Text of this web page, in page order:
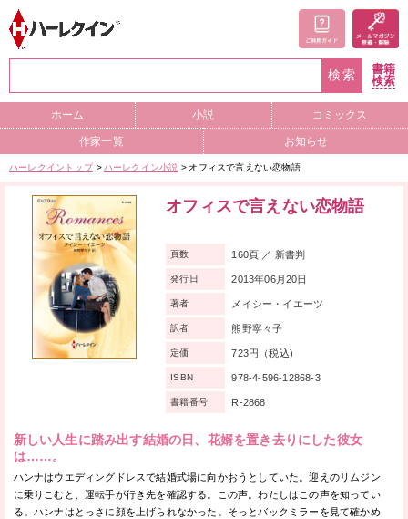
検索
書籍
検索
ホーム 小説 コミックス
作家一覧 お知らせ
ハーレクイントップ ハーレクイン小説 オフィスで言えない恋物語
オフィスで言えない恋物語
新しい人生に踏み出す結婚の日、花婿を置き去りにした彼女
は……。
ハンナはウエディングドレスで結婚式場に向かおうとしていた。迎えのリムジン
に乗りこむと、運転手が行き先を確認する。この声。わたしはこの声を知ってい
る。ハンナはとっさに顔を上げられなかった。そっとバックミラーを見て確かめ
頁数 160頁 ／ 新書判
発行日 2013年06月20日
著者 メイシー・イエーツ
訳者 熊野寧々子
定価 723円（税込)
ISBN 978-4-596-12868-3
書籍番号 R-2868